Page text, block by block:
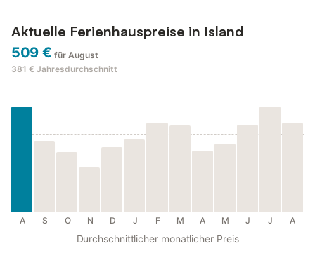
Aktuelle Ferienhauspreise in Island
509 € für August
381 € Jahresdurchschnitt
A S O N D J F M A M J J A
Durchschnittlicher monatlicher Preis